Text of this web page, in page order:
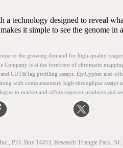
a technology designed to reveal
makes it simple to see the genome in
to the growing demand for high-quality
Company is at the forefront of chromatin
CUT&Tag profiling assays. EpiCypher also
with complementary high-throughput assays
to market and offers superior products and
P.O. Box 14453, Research Triangle Park,